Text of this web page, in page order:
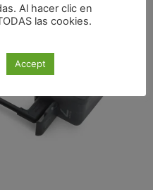
Al hacer clic en
las cookies.
Accept